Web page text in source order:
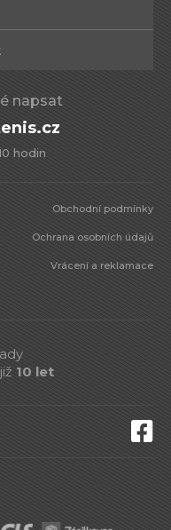
napsat
hodin
Obchodní podmínky
Ochrana osobních údajů
Vrácení a reklamace
10 let